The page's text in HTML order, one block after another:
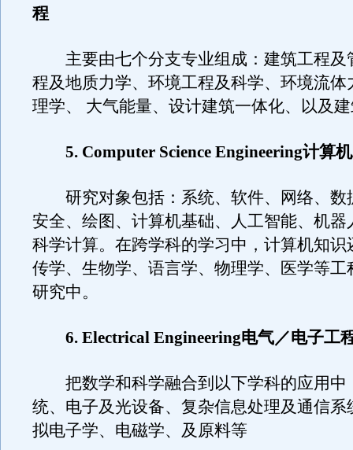
程
主要由七个分支专业组成：建筑工程及
程及地质力学、环境工程及科学、环境流体
理学、 大气能量、设计建筑一体化、以及
5. Computer Science Engineering计算
研究对象包括：系统、软件、网络、数
安全、绘图、计算机基础、人工智能、机器
科学计算。在跨学科的学习中，计算机知识
传学、生物学、语言学、物理学、医学等工
研究中。
6. Electrical Engineering电气／电子工
把数学和科学融合到以下学科的应用中
统、电子及光设备、复杂信息处理及通信系
拟电子学、电磁学、及原料等